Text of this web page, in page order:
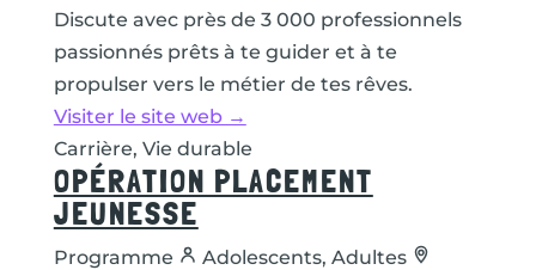
Discute avec près de 3 000 professionnels
passionnés prêts à te guider et à te
propulser vers le métier de tes rêves.
Visiter le site web →
Carrière, Vie durable
OPÉRATION PLACEMENT
JEUNESSE
Programme
Adolescents, Adultes